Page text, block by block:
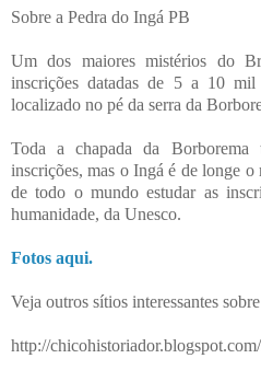
Sobre a Pedra do Ingá PB
Um dos maiores mistérios do
inscrições datadas de 5 a 10
localizado no pé da serra da
Toda a chapada da Borborema
inscrições, mas o Ingá é de longe
de todo o mundo estudar as
humanidade, da Unesco.
Fotos aqui.
Veja outros sítios interessantes
http://